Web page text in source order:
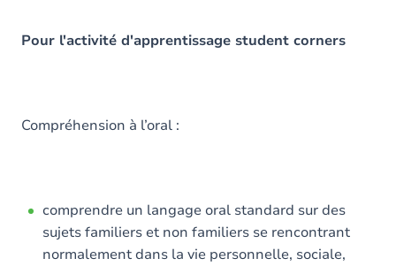
Pour l'activité d'apprentissage student corners
Compréhension à l’oral :
comprendre un langage oral standard sur des
sujets familiers et non familiers se rencontrant
normalement dans la vie personnelle, sociale,